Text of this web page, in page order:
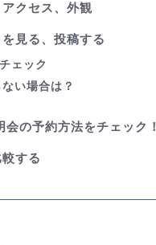
クセス、外観
見る、投稿する
ェック
い場合は？
の予約方法をチェック！
する